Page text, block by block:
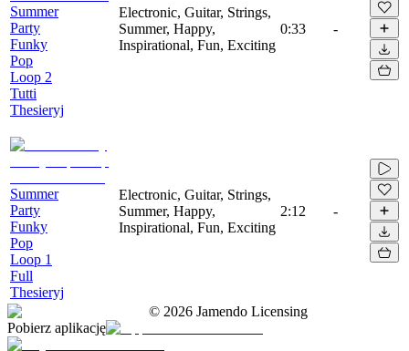
Summer
Party
Funky
Pop
Loop 2
Tutti
Thesieryj
Electronic, Guitar, Strings,
Summer, Happy,
Inspirational, Fun, Exciting
0:33 -
Summer
Party
Funky
Pop
Loop 1
Full
Thesieryj
Electronic, Guitar, Strings,
Summer, Happy,
Inspirational, Fun, Exciting
2:12 -
© 2026 Jamendo Licensing
Pobierz aplikację